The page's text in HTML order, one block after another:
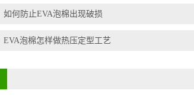
如何防止EVA泡棉出现破损
EVA泡棉怎样做热压定型工艺